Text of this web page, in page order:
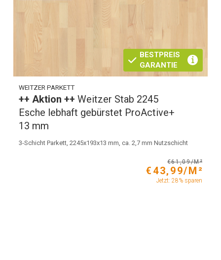
BESTPREIS
GARANTIE
WEITZER PARKETT
++ Aktion ++Weitzer Stab 2245
Esche lebhaft gebürstet ProActive+
13 mm
3-Schicht Parkett, 2245x193x13 mm, ca. 2,7 mm Nutzschicht
€61,09/M²
€43,99/M²
Jetzt: 28% sparen